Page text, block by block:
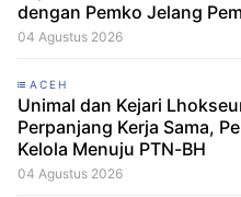
dengan Pemko Jelang
Remisi HUT RI
04 Agustus 2026
ACEH
Unimal dan Kejari
Perpanjang Kerja Sama,
Kelola Menuju PTN-BH
04 Agustus 2026